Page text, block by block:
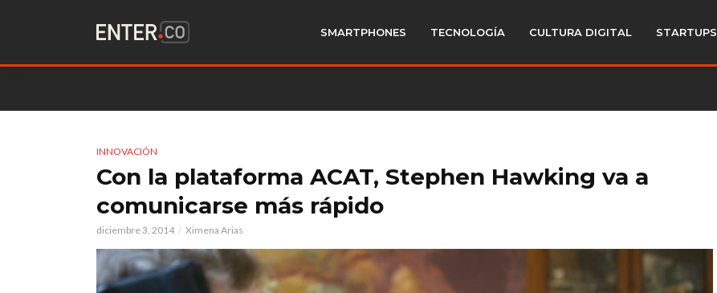
SMARTPHONES TECNOLOGÍA CULTURA DIGITAL STARTUPS
INNOVACIÓN
Con la plataforma ACAT, Stephen Hawking va a
comunicarse más rápido
diciembre 3, 2014 Ximena Arias